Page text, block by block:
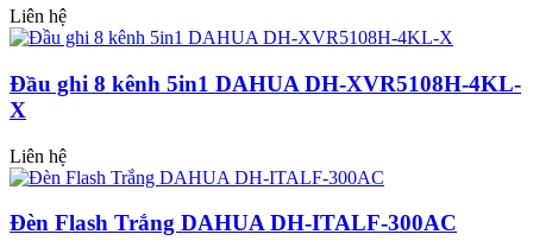
Liên hệ
Đầu ghi 8 kênh 5in1 DAHUA DH-XVR5108H-4KL-
X
Liên hệ
Đèn Flash Trắng DAHUA DH-ITALF-300AC